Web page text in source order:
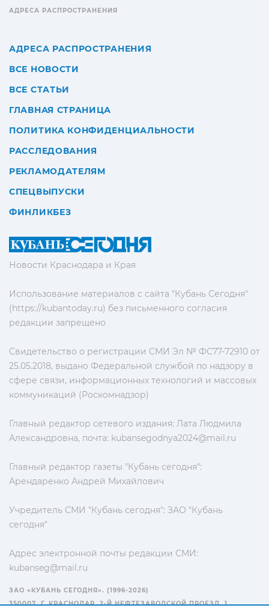
Новости Краснодара и Края
Использование материалов с сайта "Кубань Сегодня"
(https://kubantoday.ru) без письменного согласия
редакции запрещено
Свидетельство о регистрации СМИ Эл № ФС77-72910 от
25.05.2018, выдано Федеральной службой по надзору в
сфере связи, информационных технологий и массовых
коммуникаций (Роскомнадзор)
Главный редактор сетевого издания: Лата Людмила
Александровна, почта: kubansegodnya2024@mail.ru
Главный редактор газеты "Кубань сегодня":
Арендаренко Андрей Михайлович
Учредитель СМИ "Кубань сегодня": ЗАО "Кубань
сегодня"
Адрес электронной почты редакции СМИ:
kubanseg@mail.ru
АДРЕСА РАСПРОСТРАНЕНИЯ
АДРЕСА РАСПРОСТРАНЕНИЯ
ВСЕ НОВОСТИ
ВСЕ СТАТЬИ
ГЛАВНАЯ СТРАНИЦА
ПОЛИТИКА КОНФИДЕНЦИАЛЬНОСТИ
РАССЛЕДОВАНИЯ
РЕКЛАМОДАТЕЛЯМ
СПЕЦВЫПУСКИ
ФИНЛИКБЕЗ
ЗАО «КУБАНЬ СЕГОДНЯ». (1996-2026)
350007, Г. КРАСНОДАР, 2-Й НЕФТЕЗАВОДСКОЙ ПРОЕЗД, 1